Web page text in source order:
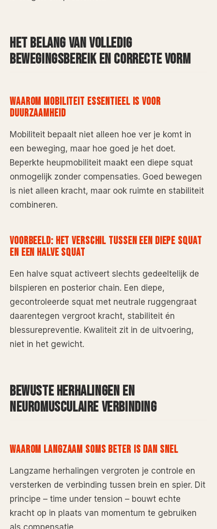
HET BELANG VAN VOLLEDIG
BEWEGINGSBEREIK EN CORRECTE VORM
WAAROM MOBILITEIT ESSENTIEEL IS VOOR
DUURZAAMHEID
Mobiliteit bepaalt niet alleen hoe ver je komt in
een beweging, maar hoe goed je het doet.
Beperkte heupmobiliteit maakt een diepe squat
onmogelijk zonder compensaties. Goed bewegen
is niet alleen kracht, maar ook ruimte en stabiliteit
combineren.
VOORBEELD: HET VERSCHIL TUSSEN EEN DIEPE SQUAT
EN EEN HALVE SQUAT
Een halve squat activeert slechts gedeeltelijk de
bilspieren en posterior chain. Een diepe,
gecontroleerde squat met neutrale ruggengraat
daarentegen vergroot kracht, stabiliteit én
blessurepreventie. Kwaliteit zit in de uitvoering,
niet in het gewicht.
BEWUSTE HERHALINGEN EN
NEUROMUSCULAIRE VERBINDING
WAAROM LANGZAAM SOMS BETER IS DAN SNEL
Langzame herhalingen vergroten je controle en
versterken de verbinding tussen brein en spier. Dit
principe – time under tension – bouwt echte
kracht op in plaats van momentum te gebruiken
als compensatie.